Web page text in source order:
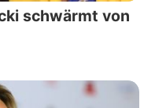
schwärmt von